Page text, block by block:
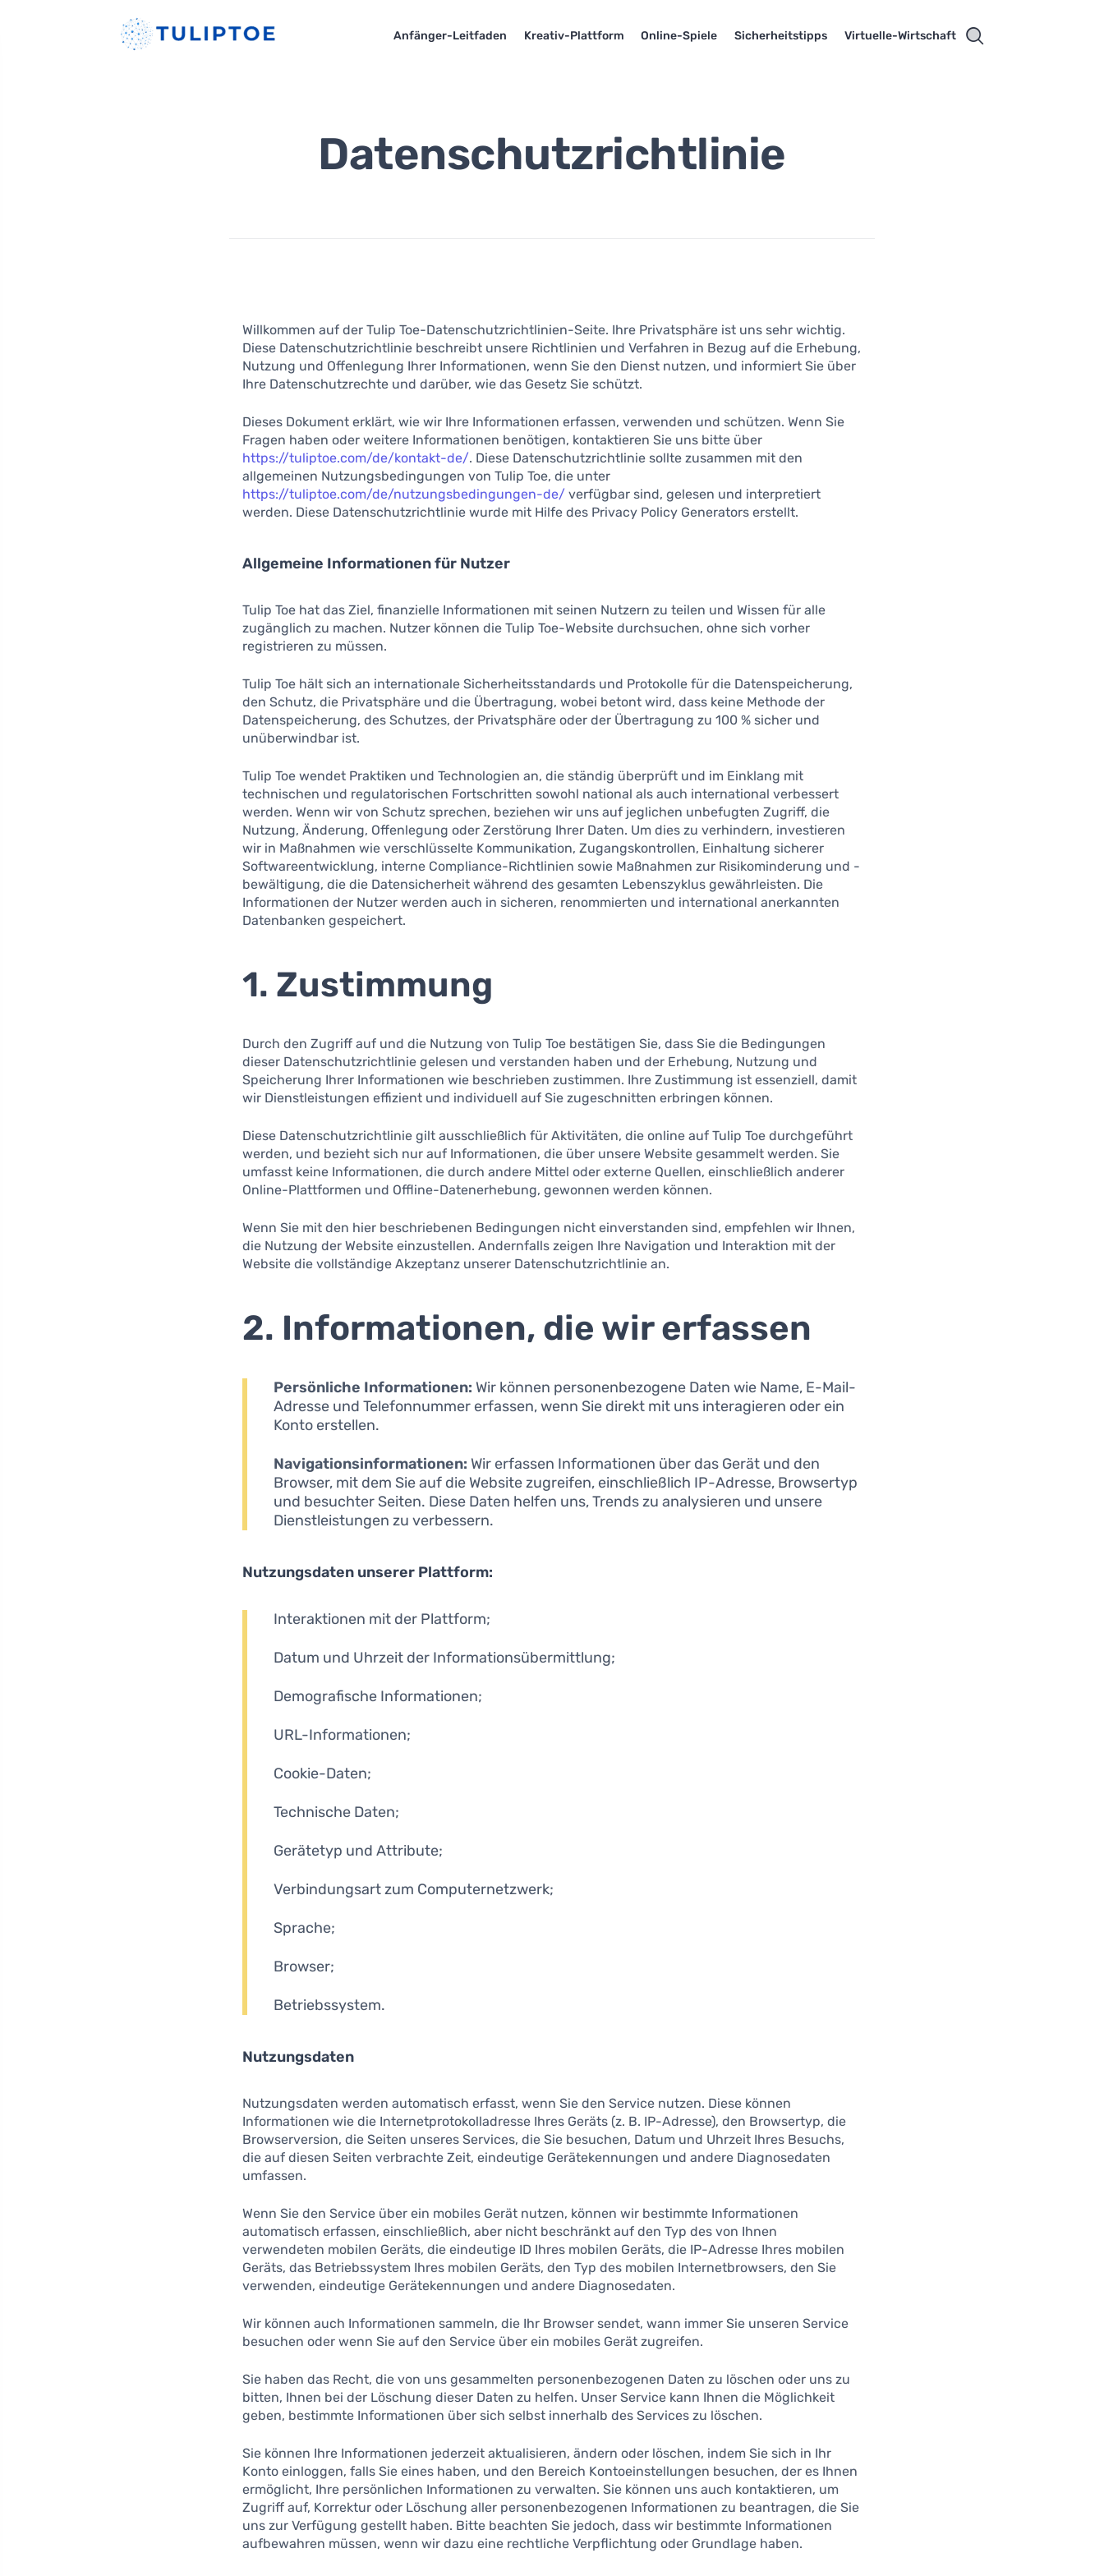
Anfänger-Leitfaden Kreativ-Plattform Online-Spiele Sicherheitstipps Virtuelle-Wirtschaft
Datenschutzrichtlinie
Willkommen auf der Tulip Toe-Datenschutzrichtlinien-Seite. Ihre Privatsphäre ist uns sehr wichtig.
Diese Datenschutzrichtlinie beschreibt unsere Richtlinien und Verfahren in Bezug auf die Erhebung,
Nutzung und Offenlegung Ihrer Informationen, wenn Sie den Dienst nutzen, und informiert Sie über
Ihre Datenschutzrechte und darüber, wie das Gesetz Sie schützt.
Dieses Dokument erklärt, wie wir Ihre Informationen erfassen, verwenden und schützen. Wenn Sie
Fragen haben oder weitere Informationen benötigen, kontaktieren Sie uns bitte über
https://tuliptoe.com/de/kontakt-de/. Diese Datenschutzrichtlinie sollte zusammen mit den
allgemeinen Nutzungsbedingungen von Tulip Toe, die unter
https://tuliptoe.com/de/nutzungsbedingungen-de/ verfügbar sind, gelesen und interpretiert
werden. Diese Datenschutzrichtlinie wurde mit Hilfe des Privacy Policy Generators erstellt.
Allgemeine Informationen für Nutzer
Tulip Toe hat das Ziel, finanzielle Informationen mit seinen Nutzern zu teilen und Wissen für alle
zugänglich zu machen. Nutzer können die Tulip Toe-Website durchsuchen, ohne sich vorher
registrieren zu müssen.
Tulip Toe hält sich an internationale Sicherheitsstandards und Protokolle für die Datenspeicherung,
den Schutz, die Privatsphäre und die Übertragung, wobei betont wird, dass keine Methode der
Datenspeicherung, des Schutzes, der Privatsphäre oder der Übertragung zu 100 % sicher und
unüberwindbar ist.
Tulip Toe wendet Praktiken und Technologien an, die ständig überprüft und im Einklang mit
technischen und regulatorischen Fortschritten sowohl national als auch international verbessert
werden. Wenn wir von Schutz sprechen, beziehen wir uns auf jeglichen unbefugten Zugriff, die
Nutzung, Änderung, Offenlegung oder Zerstörung Ihrer Daten. Um dies zu verhindern, investieren
wir in Maßnahmen wie verschlüsselte Kommunikation, Zugangskontrollen, Einhaltung sicherer
Softwareentwicklung, interne Compliance-Richtlinien sowie Maßnahmen zur Risikominderung und -
bewältigung, die die Datensicherheit während des gesamten Lebenszyklus gewährleisten. Die
Informationen der Nutzer werden auch in sicheren, renommierten und international anerkannten
Datenbanken gespeichert.
1. Zustimmung
Durch den Zugriff auf und die Nutzung von Tulip Toe bestätigen Sie, dass Sie die Bedingungen
dieser Datenschutzrichtlinie gelesen und verstanden haben und der Erhebung, Nutzung und
Speicherung Ihrer Informationen wie beschrieben zustimmen. Ihre Zustimmung ist essenziell, damit
wir Dienstleistungen effizient und individuell auf Sie zugeschnitten erbringen können.
Diese Datenschutzrichtlinie gilt ausschließlich für Aktivitäten, die online auf Tulip Toe durchgeführt
werden, und bezieht sich nur auf Informationen, die über unsere Website gesammelt werden. Sie
umfasst keine Informationen, die durch andere Mittel oder externe Quellen, einschließlich anderer
Online-Plattformen und Offline-Datenerhebung, gewonnen werden können.
Wenn Sie mit den hier beschriebenen Bedingungen nicht einverstanden sind, empfehlen wir Ihnen,
die Nutzung der Website einzustellen. Andernfalls zeigen Ihre Navigation und Interaktion mit der
Website die vollständige Akzeptanz unserer Datenschutzrichtlinie an.
2. Informationen, die wir erfassen
Persönliche Informationen: Wir können personenbezogene Daten wie Name, E-Mail-
Adresse und Telefonnummer erfassen, wenn Sie direkt mit uns interagieren oder ein
Konto erstellen.
Navigationsinformationen: Wir erfassen Informationen über das Gerät und den
Browser, mit dem Sie auf die Website zugreifen, einschließlich IP-Adresse, Browsertyp
und besuchter Seiten. Diese Daten helfen uns, Trends zu analysieren und unsere
Dienstleistungen zu verbessern.
Nutzungsdaten unserer Plattform:
Interaktionen mit der Plattform;
Datum und Uhrzeit der Informationsübermittlung;
Demografische Informationen;
URL-Informationen;
Cookie-Daten;
Technische Daten;
Gerätetyp und Attribute;
Verbindungsart zum Computernetzwerk;
Sprache;
Browser;
Betriebssystem.
Nutzungsdaten
Nutzungsdaten werden automatisch erfasst, wenn Sie den Service nutzen. Diese können
Informationen wie die Internetprotokolladresse Ihres Geräts (z. B. IP-Adresse), den Browsertyp, die
Browserversion, die Seiten unseres Services, die Sie besuchen, Datum und Uhrzeit Ihres Besuchs,
die auf diesen Seiten verbrachte Zeit, eindeutige Gerätekennungen und andere Diagnosedaten
umfassen.
Wenn Sie den Service über ein mobiles Gerät nutzen, können wir bestimmte Informationen
automatisch erfassen, einschließlich, aber nicht beschränkt auf den Typ des von Ihnen
verwendeten mobilen Geräts, die eindeutige ID Ihres mobilen Geräts, die IP-Adresse Ihres mobilen
Geräts, das Betriebssystem Ihres mobilen Geräts, den Typ des mobilen Internetbrowsers, den Sie
verwenden, eindeutige Gerätekennungen und andere Diagnosedaten.
Wir können auch Informationen sammeln, die Ihr Browser sendet, wann immer Sie unseren Service
besuchen oder wenn Sie auf den Service über ein mobiles Gerät zugreifen.
Sie haben das Recht, die von uns gesammelten personenbezogenen Daten zu löschen oder uns zu
bitten, Ihnen bei der Löschung dieser Daten zu helfen. Unser Service kann Ihnen die Möglichkeit
geben, bestimmte Informationen über sich selbst innerhalb des Services zu löschen.
Sie können Ihre Informationen jederzeit aktualisieren, ändern oder löschen, indem Sie sich in Ihr
Konto einloggen, falls Sie eines haben, und den Bereich Kontoeinstellungen besuchen, der es Ihnen
ermöglicht, Ihre persönlichen Informationen zu verwalten. Sie können uns auch kontaktieren, um
Zugriff auf, Korrektur oder Löschung aller personenbezogenen Informationen zu beantragen, die Sie
uns zur Verfügung gestellt haben. Bitte beachten Sie jedoch, dass wir bestimmte Informationen
aufbewahren müssen, wenn wir dazu eine rechtliche Verpflichtung oder Grundlage haben.